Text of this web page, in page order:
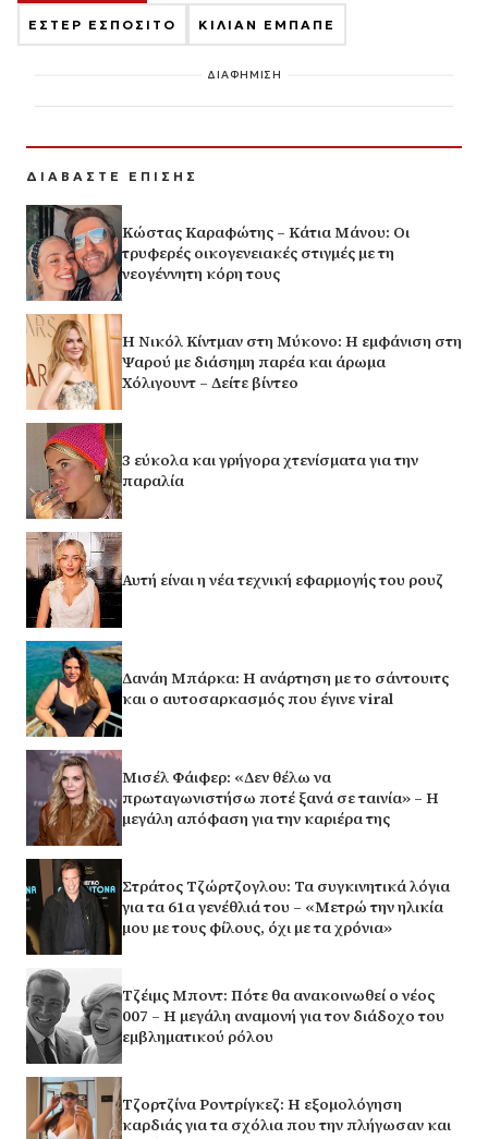
ΕΣΤΕΡ ΕΣΠΟΣΙΤΟ ΚΙΛΙΑΝ ΕΜΠΑΠΕ
ΔΙΑΦΗΜΙΣΗ
ΔΙΑΒΑΣΤΕ ΕΠΙΣΗΣ
Κώστας Καραφώτης – Κάτια Μάνου: Οι
τρυφερές οικογενειακές στιγμές με τη
νεογέννητη κόρη τους
H Νικόλ Κίντμαν στη Μύκονο: Η εμφάνιση στη
Ψαρού με διάσημη παρέα και άρωμα
Χόλιγουντ – Δείτε βίντεο
3 εύκολα και γρήγορα χτενίσματα για την
παραλία
Αυτή είναι η νέα τεχνική εφαρμογής του ρουζ
Δανάη Μπάρκα: Η ανάρτηση με το σάντουιτς
και ο αυτοσαρκασμός που έγινε viral
Μισέλ Φάιφερ: «Δεν θέλω να
πρωταγωνιστήσω ποτέ ξανά σε ταινία» – Η
μεγάλη απόφαση για την καριέρα της
Στράτος Τζώρτζογλου: Τα συγκινητικά λόγια
για τα 61α γενέθλιά του – «Μετρώ την ηλικία
μου με τους φίλους, όχι με τα χρόνια»
Τζέιμς Μποντ: Πότε θα ανακοινωθεί ο νέος
007 – Η μεγάλη αναμονή για τον διάδοχο του
εμβληματικού ρόλου
Τζορτζίνα Ροντρίγκεζ: Η εξομολόγηση
καρδιάς για τα σχόλια που την πλήγωσαν και